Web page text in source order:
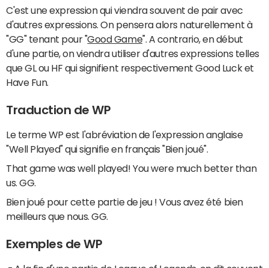
C'est une expression qui viendra souvent de pair avec
d'autres expressions. On pensera alors naturellement à
"GG" tenant pour "Good Game". A contrario, en début
d'une partie, on viendra utiliser d'autres expressions telles
que GL ou HF qui signifient respectivement Good Luck et
Have Fun.
Traduction de WP
Le terme WP est l'abréviation de l'expression anglaise
"Well Played" qui signifie en français "Bien joué".
That game was well played! You were much better than
us. GG.
Bien joué pour cette partie de jeu ! Vous avez été bien
meilleurs que nous. GG.
Exemples de WP